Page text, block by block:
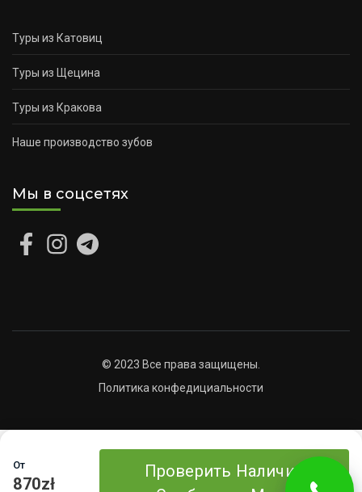
От
870zł
Проверить Наличие
Туры из Катовиц
Туры из Щецина
Туры из Кракова
Наше производство зубов
Мы в соцсетях
© 2023 Все права защищены.
Политика конфедициальности